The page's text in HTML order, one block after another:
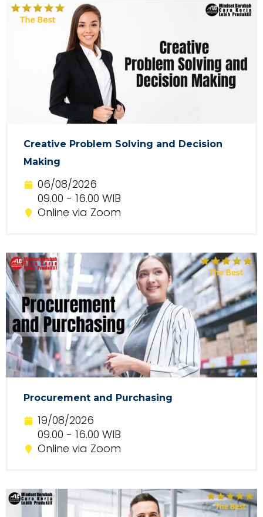
Creative Problem Solving and Decision
Making
06/08/2026
09.00 - 16.00 WIB
Online via Zoom
Procurement and Purchasing
19/08/2026
09.00 - 16.00 WIB
Online via Zoom